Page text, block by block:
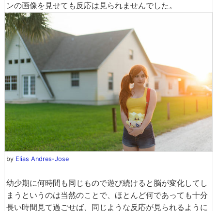
ンの画像を見せても反応は見られませんでした。
by Elias Andres-Jose
幼少期に何時間も同じもので遊び続けると脳が変化してし
まうというのは当然のことで、ほとんど何であっても十分
長い時間見て過ごせば、同じような反応が見られるように